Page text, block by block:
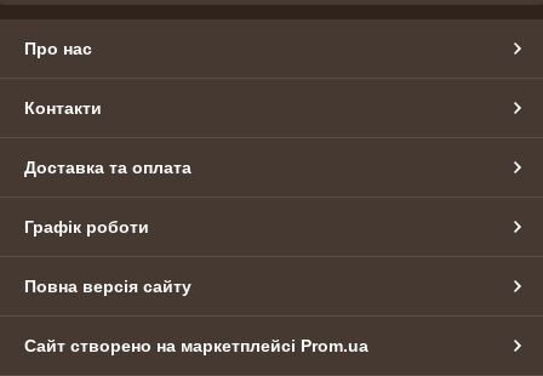
Про нас
Контакти
Доставка та оплата
Графік роботи
Повна версія сайту
Сайт створено на маркетплейсі Prom.ua